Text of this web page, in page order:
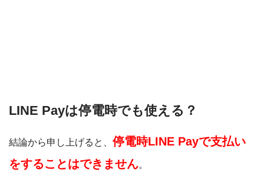
LINE Payは停電時でも使える？
結論から申し上げると、 停電時LINE Payで支払い
をすることはできません。